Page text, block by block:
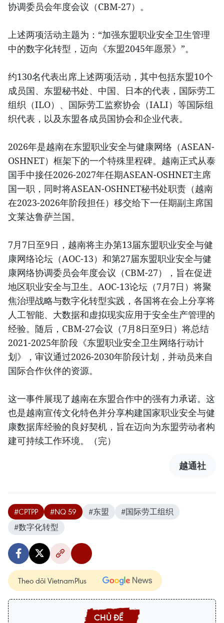
协调委员会年度会议（CBM-27）。
上述两项活动主题为：“加强东盟职业安全卫生管理
中的数字化转型，迈向《东盟2045年愿景》”。
约130名代表出席上述两项活动，其中包括东盟10个
成员国、东盟秘书处、中国、日本的代表，国际劳工
组织（ILO）、国际劳工监察协会（IALI）等国际组
织代表，以及东盟各成员国协会和企业代表。
2026年是越南在东盟职业安全与健康网络（ASEAN-
OSHNET）框架下的一个特殊里程碑。越南正式从泰
国手中接任2026-2027年任期ASEAN-OSHNET主席
国一职，同时将ASEAN-OSHNET秘书处职责（越南
在2023-2026年阶段担任）移交给下一任期副主席国
文莱达鲁萨兰国。
7月7日至9日，越南将主办第13届东盟职业安全与健
康网络论坛（AOC-13）和第27届东盟职业安全与健
康网络协调委员会年度会议（CBM-27），旨在促进
地区职业安全与卫生。AOC-13论坛（7月7日）将聚
焦治理战略与数字化转型实践，各国将在会上分享将
人工智能、大数据和虚拟现实应用于安全生产管理的
经验。随后，CBM-27会议（7月8日至9日）将总结
2021-2025年阶段《东盟职业安全卫生网络行动计
划》，审议通过2026-2030年阶段计划，并动员来自
国际合作伙伴的资源。
这一事件展现了越南在东盟合作中的强有力承诺。这
也是越南宣传文化特色并分享构建国家职业安全与健
康数据库经验的良好契机，旨在迈向为东盟劳动者构
建可持续工作环境。（完）
越通社
#CPTPP #NQ 59 #东盟
#国际劳工组织
#数字化转型
Theo dõi VietnamPlus